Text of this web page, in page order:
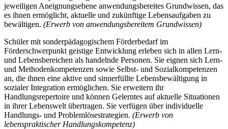
jeweiligen Aneignungsebene anwendungsbereites Grundwissen, das
es ihnen ermöglicht, aktuelle und zukünftige Lebensaufgaben zu
bewältigen. (Erwerb von anwendungsbereitem Grundwissen)
Schüler mit sonderpädagogischem Förderbedarf im
Förderschwerpunkt geistige Entwicklung erleben sich in allen Lern-
und Lebensbereichen als handelnde Personen. Sie eignen sich Lern-
und Methodenkompetenzen sowie Selbst- und Sozialkompetenzen
an, die ihnen eine aktive und sinnerfüllte Lebensbewältigung in
sozialer Integration ermöglichen. Sie erweitern ihr
Handlungsrepertoire und können Gelerntes auf aktuelle Situationen
in ihrer Lebenswelt übertragen. Sie verfügen über individuelle
Handlungs- und Problemlösestrategien. (Erwerb von
lebenspraktischer Handlungskompetenz)